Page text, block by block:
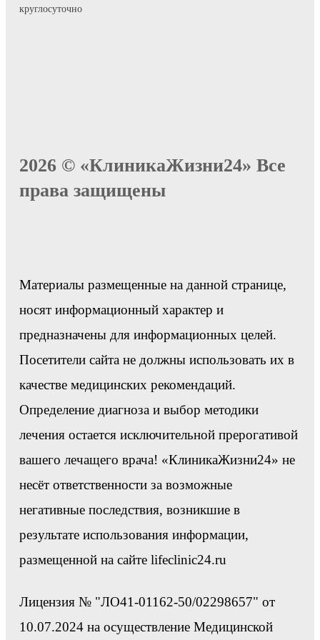
круглосуточно
2026 © «КлиникаЖизни24» Все
права защищены
Материалы размещенные на данной странице,
носят информационный характер и
предназначены для информационных целей.
Посетители сайта не должны использовать их в
качестве медицинских рекомендаций.
Определение диагноза и выбор методики
лечения остается исключительной прерогативой
вашего лечащего врача! «КлиникаЖизни24» не
несёт ответственности за возможные
негативные последствия, возникшие в
результате использования информации,
размещенной на сайте lifeclinic24.ru
Лицензия № "ЛО41-01162-50/02298657" от
10.07.2024 на осуществление Медицинской